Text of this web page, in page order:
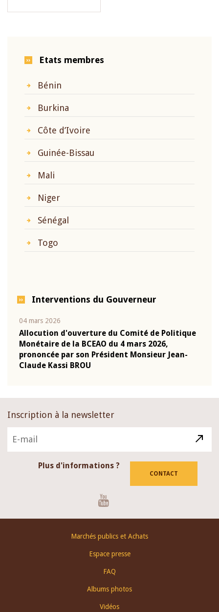
Etats membres
Bénin
Burkina
Côte d’Ivoire
Guinée-Bissau
Mali
Niger
Sénégal
Togo
Interventions du Gouverneur
04 mars 2026
Allocution d'ouverture du Comité de Politique
Monétaire de la BCEAO du 4 mars 2026,
prononcée par son Président Monsieur Jean-
Claude Kassi BROU
Inscription à la newsletter
Plus d'informations ?
CONTACT
Marchés publics et Achats
Espace presse
FAQ
Albums photos
Vidéos